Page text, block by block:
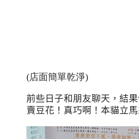
(店面簡單乾淨)
前些日子和朋友聊天，結
賣豆花！真巧啊！本貓立馬